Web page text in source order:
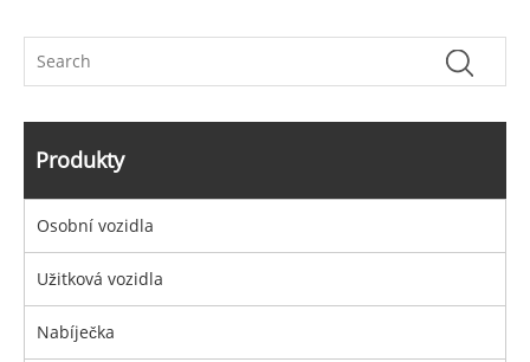
Produkty
Osobní vozidla
Užitková vozidla
Nabíječka